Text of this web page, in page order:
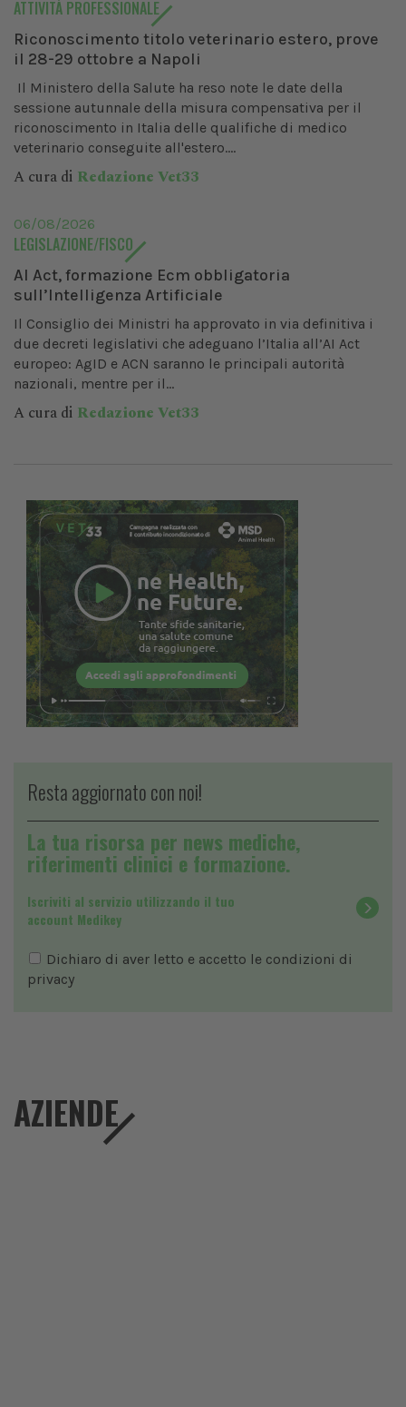
ATTIVITÀ PROFESSIONALE
Riconoscimento titolo veterinario estero, prove
il 28-29 ottobre a Napoli
Il Ministero della Salute ha reso note le date della
sessione autunnale della misura compensativa per il
riconoscimento in Italia delle qualifiche di medico
veterinario conseguite all'estero....
A cura di Redazione Vet33
06/08/2026
LEGISLAZIONE/FISCO
AI Act, formazione Ecm obbligatoria
sull’Intelligenza Artificiale
Il Consiglio dei Ministri ha approvato in via definitiva i
due decreti legislativi che adeguano l’Italia all’AI Act
europeo: AgID e ACN saranno le principali autorità
nazionali, mentre per il...
A cura di Redazione Vet33
Resta aggiornato con noi!
La tua risorsa per news mediche,
riferimenti clinici e formazione.
Iscriviti al servizio utilizzando il tuo
account Medikey
Dichiaro di aver letto e accetto le condizioni di
privacy
AZIENDE